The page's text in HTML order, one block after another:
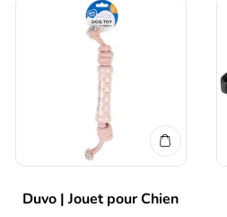
Duvo | Jouet pour Chien